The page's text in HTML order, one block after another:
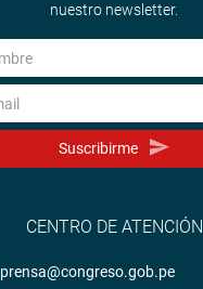
nuestro newsletter.
Suscribirme
CENTRO DE ATENCIÓN
prensa@congreso.gob.pe